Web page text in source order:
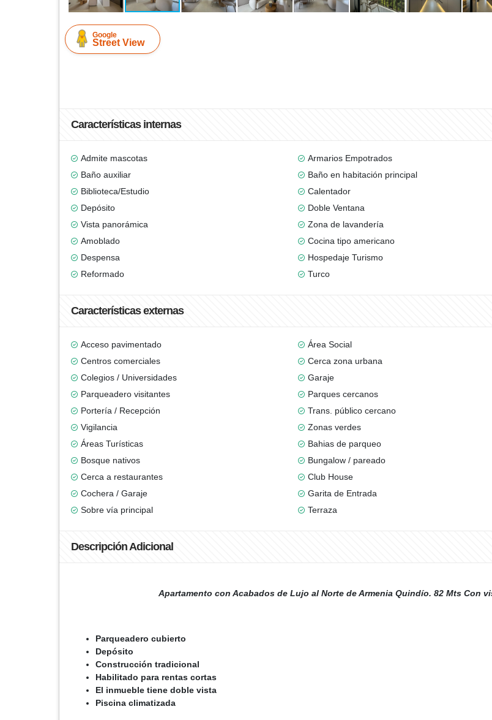
Google
Street View
Características internas
Admite mascotas Armarios Empotrados
Baño auxiliar
Baño en habitación principal
Biblioteca/Estudio
Calentador
Depósito
Doble Ventana
Vista panorámica
Zona de lavandería
Amoblado
Cocina tipo americano
Despensa
Hospedaje Turismo
Reformado
Turco
Características externas
Acceso pavimentado Área Social
Centros comerciales
Cerca zona urbana
Colegios / Universidades
Garaje
Parqueadero visitantes
Parques cercanos
Portería / Recepción
Trans. público cercano
Vigilancia
Zonas verdes
Áreas Turísticas
Bahias de parqueo
Bosque nativos
Bungalow / pareado
Cerca a restaurantes
Club House
Cochera / Garaje
Garita de Entrada
Sobre vía principal
Terraza
Descripción Adicional
Apartamento con Acabados de Lujo al Norte de Armenia Quindío. 82 Mts Con
Parqueadero cubierto
Depósito
Construcción tradicional
Habilitado para rentas cortas
El inmueble tiene doble vista
Piscina climatizada